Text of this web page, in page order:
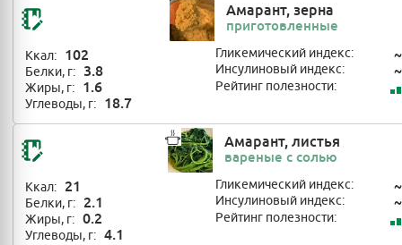
Амарант, зерна
приготовленные
Ккал: 102
Белки, г: 3.8
Жиры, г: 1.6
Углеводы, г: 18.7
Гликемический индекс: ~
Инсулиновый индекс: ~
Рейтинг полезности:
Амарант, листья
вареные с солью
Ккал: 21
Белки, г: 2.1
Жиры, г: 0.2
Углеводы, г: 4.1
Гликемический индекс: ~
Инсулиновый индекс: ~
Рейтинг полезности: